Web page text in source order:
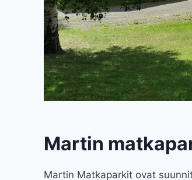
Martin
Martin Matkaparkit ovat